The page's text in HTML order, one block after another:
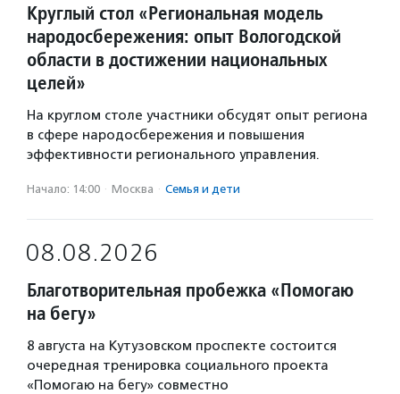
Круглый стол «Региональная модель
народосбережения: опыт Вологодской
области в достижении национальных
целей»
На круглом столе участники обсудят опыт региона
в сфере народосбережения и повышения
эффективности регионального управления.
Начало: 14:00 · Москва · Семья и дети
08.08.2026
Благотворительная пробежка «Помогаю
на бегу»
8 августа на Кутузовском проспекте состоится
очередная тренировка социального проекта
«Помогаю на бегу» совместно